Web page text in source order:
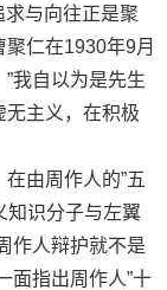
求与向往正是聚
仁在1930年9月
我自以为是先生
主义，在积极
由周作人的”五
知识分子与左翼
作人辩护就不是
面指出周作人”十